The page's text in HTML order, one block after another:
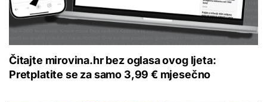
Čitajte mirovina.hr bez oglasa ovog ljeta:
Pretplatite se za samo 3,99 € mjesečno